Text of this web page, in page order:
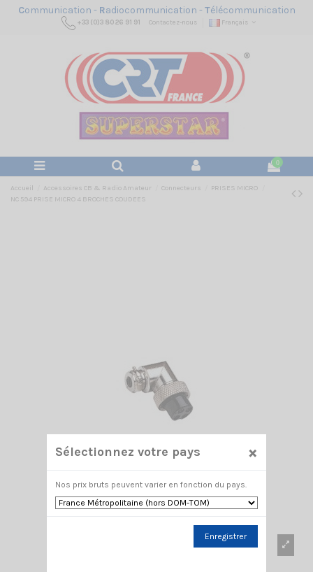
Communication - Radiocommunication -Télécommunication
+33 (0)3 80 26 91 91 Contactez-nous Français
0
Accueil Accessoires CB & Radio Amateur Connecteurs
PRISES MICRO
NC 594 PRISE MICRO 4 BROCHES COUDEES
Sélectionnez votre pays ×
Nos prix bruts peuvent varier en fonction du pays.
Enregistrer